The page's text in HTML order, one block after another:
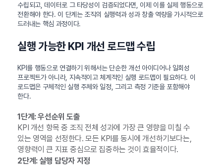
수립되고, 데이터로 그 타당성이 검증되었다면, 이제 이를 실제 행동으로
전환해야 한다. 이 단계는 조직의 실행력과 성과 창출 역량을 가시적으로
드러내는 핵심 과정이다.
실행 가능한 KPI 개선 로드맵 수립
KPI를 행동으로 연결하기 위해서는 단순한 개선 아이디어나 일회성
프로젝트가 아니라, 지속적이고 체계적인 실행 로드맵이 필요하다. 이
로드맵은 구체적인 실행 주체와 일정, 그리고 측정 기준을 포함해야
한다.
1단계: 우선순위 도출
KPI 개선 항목 중 조직 전체 성과에 가장 큰 영향을 미칠 수
있는 영역을 선정한다. 모든 KPI를 동시에 개선하기보다는,
영향력이 큰 지표 중심으로 집중하는 것이 효율적이다.
2단계: 실행 담당자 지정